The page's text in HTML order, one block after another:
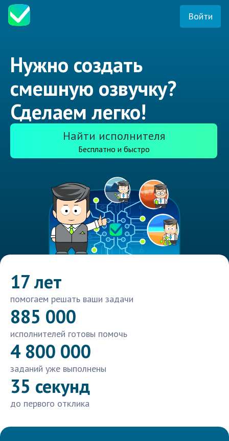
Войти
Нужно создать
смешную озвучку?
Сделаем легко!
Найти исполнителя
Бесплатно и быстро
17 лет
помогаем решать ваши задачи
885 000
исполнителей готовы помочь
4 800 000
заданий уже выполнены
35 секунд
до первого отклика